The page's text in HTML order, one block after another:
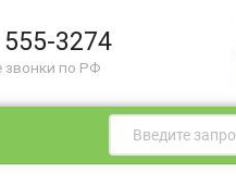
3274
звонки по РФ